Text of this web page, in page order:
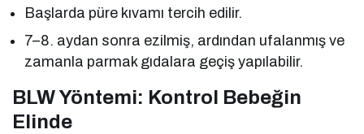
Başlarda püre kıvamı tercih edilir.
7–8. aydan sonra ezilmiş, ardından ufalanmış ve
zamanla parmak gıdalara geçiş yapılabilir.
BLW Yöntemi: Kontrol Bebeğin
Elinde